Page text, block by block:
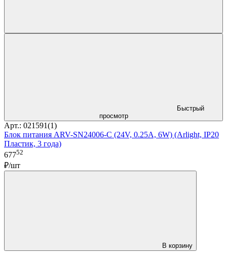
Быстрый
просмотр
Арт.: 021591(1)
Блок питания ARV-SN24006-C (24V, 0.25A, 6W) (Arlight, IP20
Пластик, 3 года)
67752
₽/шт
В корзину